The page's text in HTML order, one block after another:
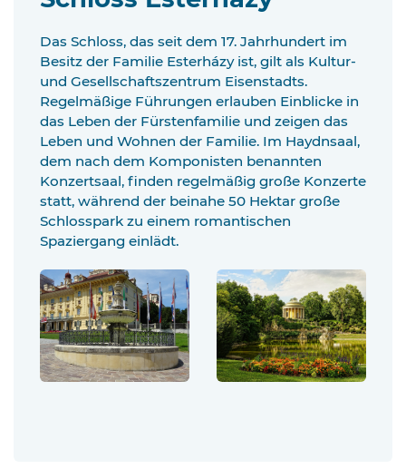
Das Schloss, das seit dem 17. Jahrhundert im
Besitz der Familie Esterházy ist, gilt als Kultur-
und Gesellschaftszentrum Eisenstadts.
Regelmäßige Führungen erlauben Einblicke in
das Leben der Fürstenfamilie und zeigen das
Leben und Wohnen der Familie. Im Haydnsaal,
dem nach dem Komponisten benannten
Konzertsaal, finden regelmäßig große Konzerte
statt, während der beinahe 50 Hektar große
Schlosspark zu einem romantischen
Spaziergang einlädt.